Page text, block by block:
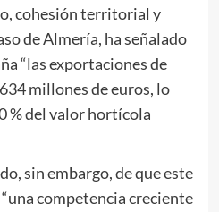
cohesión territorial y
de Almería, ha señalado
“las exportaciones de
millones de euros, lo
% del valor hortícola
sin embargo, de que este
competencia creciente